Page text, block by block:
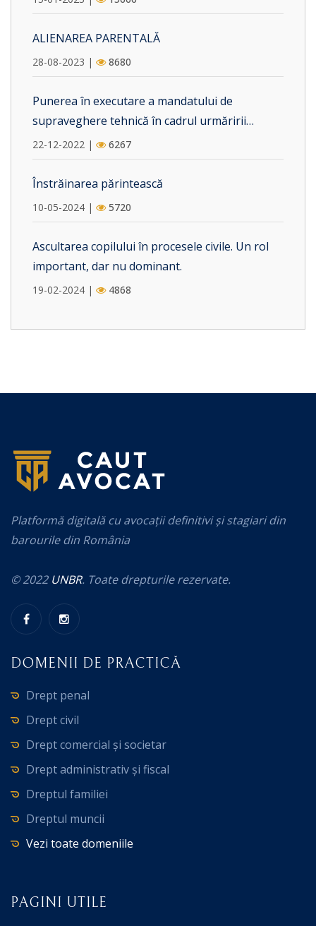
ALIENAREA PARENTALĂ
28-08-2023 | 8680
Punerea în executare a mandatului de
supraveghere tehnică în cadrul urmăririi
penale. Vicii procedurale care pot fi invocate în
camera preliminară.
22-12-2022 | 6267
Înstrăinarea părintească
10-05-2024 | 5720
Ascultarea copilului în procesele civile. Un rol
important, dar nu dominant.
19-02-2024 | 4868
Platformă digitală cu avocații definitivi și stagiari din
barourile din România
© 2022 UNBR. Toate drepturile rezervate.
DOMENII DE PRACTICĂ
Drept penal
Drept civil
Drept comercial și societar
Drept administrativ și fiscal
Dreptul familiei
Dreptul muncii
Vezi toate domeniile
PAGINI UTILE